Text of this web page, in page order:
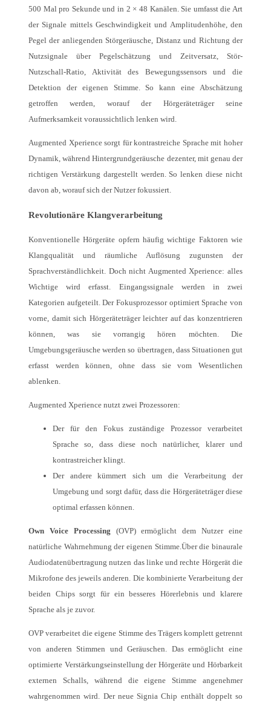
500 Mal pro Sekunde und in 2 × 48 Kanälen. Sie umfasst die Art
der Signale mittels Geschwindigkeit und Amplitudenhöhe, den
Pegel der anliegenden Störgeräusche, Distanz und Richtung der
Nutzsignale über Pegelschätzung und Zeitversatz, Stör-
Nutzschall-Ratio, Aktivität des Bewegungssensors und die
Detektion der eigenen Stimme. So kann eine Abschätzung
getroffen werden, worauf der Hörgeräteträger seine
Aufmerksamkeit voraussichtlich lenken wird.
Augmented Xperience sorgt für kontrastreiche Sprache mit hoher
Dynamik, während Hintergrundgeräusche dezenter, mit genau der
richtigen Verstärkung dargestellt werden. So lenken diese nicht
davon ab, worauf sich der Nutzer fokussiert.
Revolutionäre Klangverarbeitung
Konventionelle Hörgeräte opfern häufig wichtige Faktoren wie
Klangqualität und räumliche Auflösung zugunsten der
Sprachverständlichkeit. Doch nicht Augmented Xperience: alles
Wichtige wird erfasst. Eingangssignale werden in zwei
Kategorien aufgeteilt. Der Fokusprozessor optimiert Sprache von
vorne, damit sich Hörgeräteträger leichter auf das konzentrieren
können, was sie vorrangig hören möchten. Die
Umgebungsgeräusche werden so übertragen, dass Situationen gut
erfasst werden können, ohne dass sie vom Wesentlichen
ablenken.
Augmented Xperience nutzt zwei Prozessoren:
Der für den Fokus zuständige Prozessor verarbeitet
Sprache so, dass diese noch natürlicher, klarer und
kontrastreicher klingt.
Der andere kümmert sich um die Verarbeitung der
Umgebung und sorgt dafür, dass die Hörgeräteträger diese
optimal erfassen können.
Own Voice Processing (OVP) ermöglicht dem Nutzer eine
natürliche Wahrnehmung der eigenen Stimme.Über die binaurale
Audiodatenübertragung nutzen das linke und rechte Hörgerät die
Mikrofone des jeweils anderen. Die kombinierte Verarbeitung der
beiden Chips sorgt für ein besseres Hörerlebnis und klarere
Sprache als je zuvor.
OVP verarbeitet die eigene Stimme des Trägers komplett getrennt
von anderen Stimmen und Geräuschen. Das ermöglicht eine
optimierte Verstärkungseinstellung der Hörgeräte und Hörbarkeit
externen Schalls, während die eigene Stimme angenehmer
wahrgenommen wird. Der neue Signia Chip enthält doppelt so